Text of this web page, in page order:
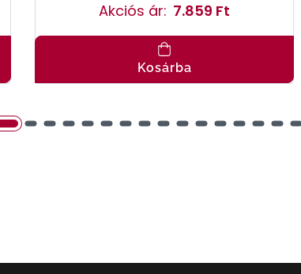
Akciós ár: 7.859 Ft
Kosárba